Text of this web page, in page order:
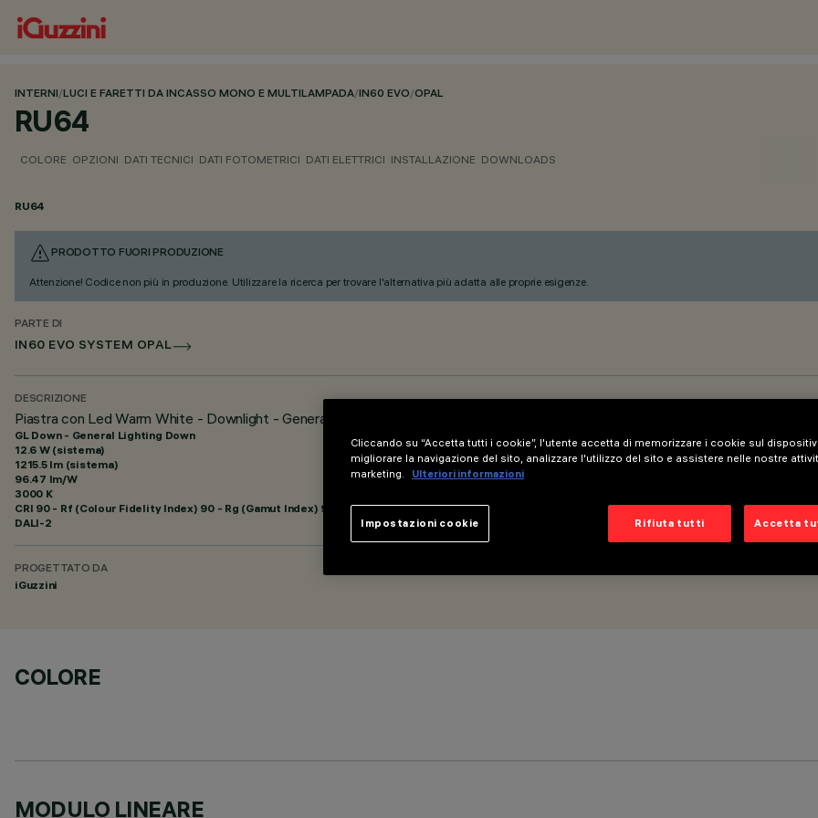
INTERNI/LUCI E FARETTI DA INCASSO MONO E MULTILAMPADA/IN60 EVO/OPAL
RU64
COLORE OPZIONI DATI TECNICI DATI FOTOMETRICI DATI ELETTRICI INSTALLAZIONE DOWNLOADS
RU64
PRODOTTO FUORI PRODUZIONE
Attenzione! Codice non più in produzione. Utilizzare la ricerca per trovare l'alternativa più adatta alle proprie esigenze.
PARTE DI
IN60 EVO SYSTEM OPAL
DESCRIZIONE
Piastra con Led Warm White - Downlight - General Light HO - DALI - L=598
GL Down - General Lighting Down
12.6 W (sistema)
1215.5 lm (sistema)
96.47 lm/W
3000 K
CRI 90- Rf (Colour Fidelity Index) 90 - Rg (Gamut Index) 96
DALI-2
PROGETTATO DA
iGuzzini
COLORE
MODULO LINEARE
Cliccando su “Accetta tutti i cookie”, l'utente accetta di memorizzare i cookie sul
migliorare la navigazione del sito, analizzare l'utilizzo del sito e assistere nelle nostre
marketing.
Ulteriori informazioni
Rifiuta tutti Accetta
Impostazioni cookie